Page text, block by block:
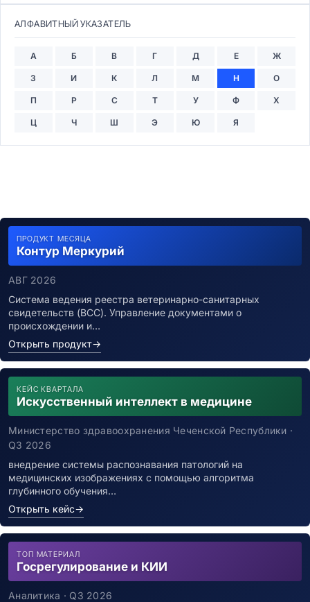
АЛФАВИТНЫЙ УКАЗАТЕЛЬ
А Б В Г Д Е Ж
З И К Л М Н О
П Р С Т У Ф Х
Ц Ч Ш Э Ю Я
ПРОДУКТ МЕСЯЦА
Контур Меркурий
АВГ 2026
Система ведения реестра ветеринарно-санитарных
свидетельств (ВСС). Управление документами о
происхождении и…
Открыть продукт→
КЕЙС КВАРТАЛА
Искусственный интеллект в медицине
Министерство здравоохранения Чеченской Республики ·
Q3 2026
внедрение системы распознавания патологий на
медицинских изображениях с помощью алгоритма
глубинного обучения…
Открыть кейс→
ТОП МАТЕРИАЛ
Госрегулирование и КИИ
Аналитика · Q3 2026